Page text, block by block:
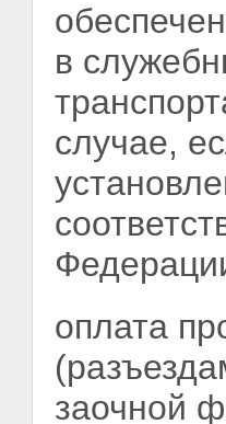
в
случае,
оплата
заочной